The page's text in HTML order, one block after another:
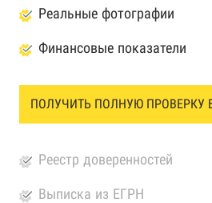
Реальные фотографии
Финансовые показатели
ПОЛУЧИТЬ ПОЛНУЮ ПРОВЕРКУ
Реестр доверенностей
Выписка из ЕГРН